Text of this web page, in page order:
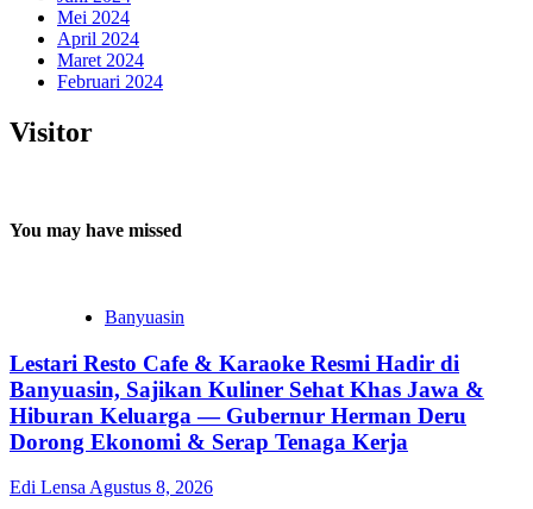
Mei 2024
April 2024
Maret 2024
Februari 2024
Visitor
You may have missed
Banyuasin
Lestari Resto Cafe & Karaoke Resmi Hadir di
Banyuasin, Sajikan Kuliner Sehat Khas Jawa &
Hiburan Keluarga — Gubernur Herman Deru
Dorong Ekonomi & Serap Tenaga Kerja
Edi Lensa Agustus 8, 2026